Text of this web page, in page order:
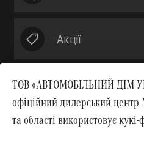
ТОВ «АВТОМОБІЛЬНИЙ ДІМ
офіційний дилерський центр
та області використовує
Акції
Вгору